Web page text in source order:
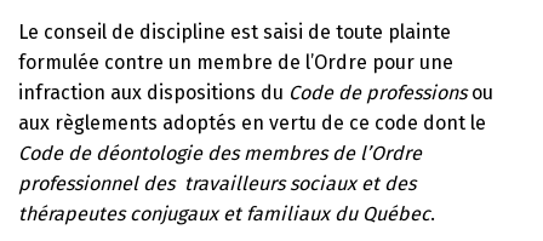
Le conseil de discipline est saisi de toute plainte
formulée contre un membre de l’Ordre pour une
infraction aux dispositions du Code de professionsou
aux règlements adoptés en vertu de ce code dont le
Code de déontologie des membres de l’Ordre
professionnel des travailleurs sociaux et des
thérapeutes conjugaux et familiaux du Québec.